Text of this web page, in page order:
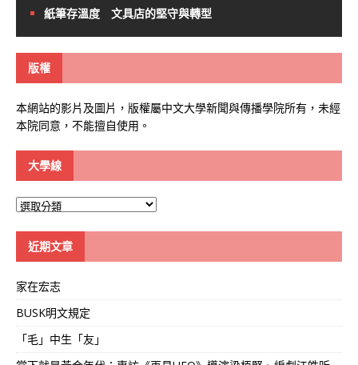
紙筆存溫度 文具店的堅守與轉型
版權
本網站的影片及圖片，版權屬中文大學新聞與傳播學院所有，未經
本院同意，不能擅自使用。
大學線
大
近期文章
家在宏志
BUSK明文規定
「毛」中生「友」